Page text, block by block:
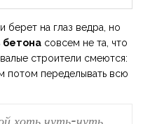
берет на глаз ведра, но
бетона совсем не та, что
строители смеются:
потом переделывать всю